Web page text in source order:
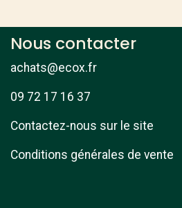
Nous contacter
achats@ecox.fr
09 72 17 16 37
Contactez-nous sur le site
Conditions générales de vente